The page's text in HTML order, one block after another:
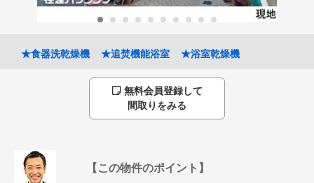
★食器洗乾燥機 ★追焚機能浴室 ★浴室乾燥機
無料会員登録して
間取りをみる
【この物件のポイント】